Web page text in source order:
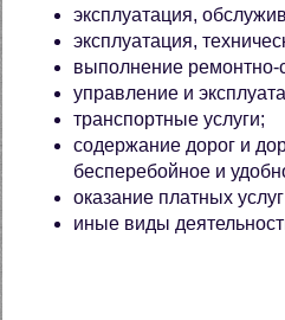
эксплуатация,
эксплуатация,
выполнение ремонтно-
управление и
транспортные услуги;
содержание дорог и
бесперебойное и
оказание платных
иные виды